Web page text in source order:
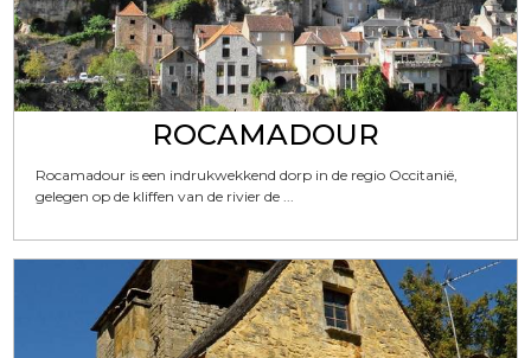
ROCAMADOUR
Rocamadour is een indrukwekkend dorp in de regio Occitanië,
gelegen op de kliffen van de rivier de ...